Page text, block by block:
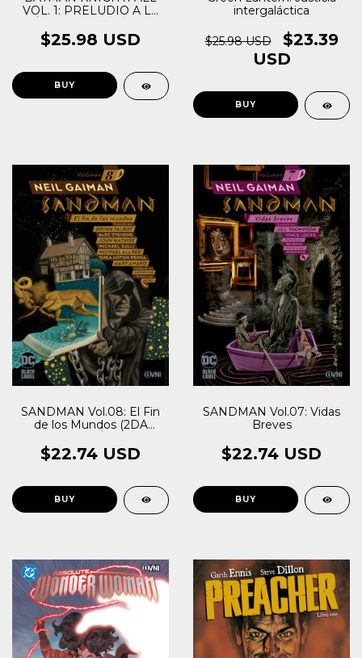
VOL. 1: PRELUDIO A LA
$25.98 USD
intergaláctica
$25.98 USD
$23.39
USD
SANDMAN Vol.08: El Fin
de los Mundos (2DA
$22.74 USD
SANDMAN Vol.07: Vidas
Breves
$22.74 USD